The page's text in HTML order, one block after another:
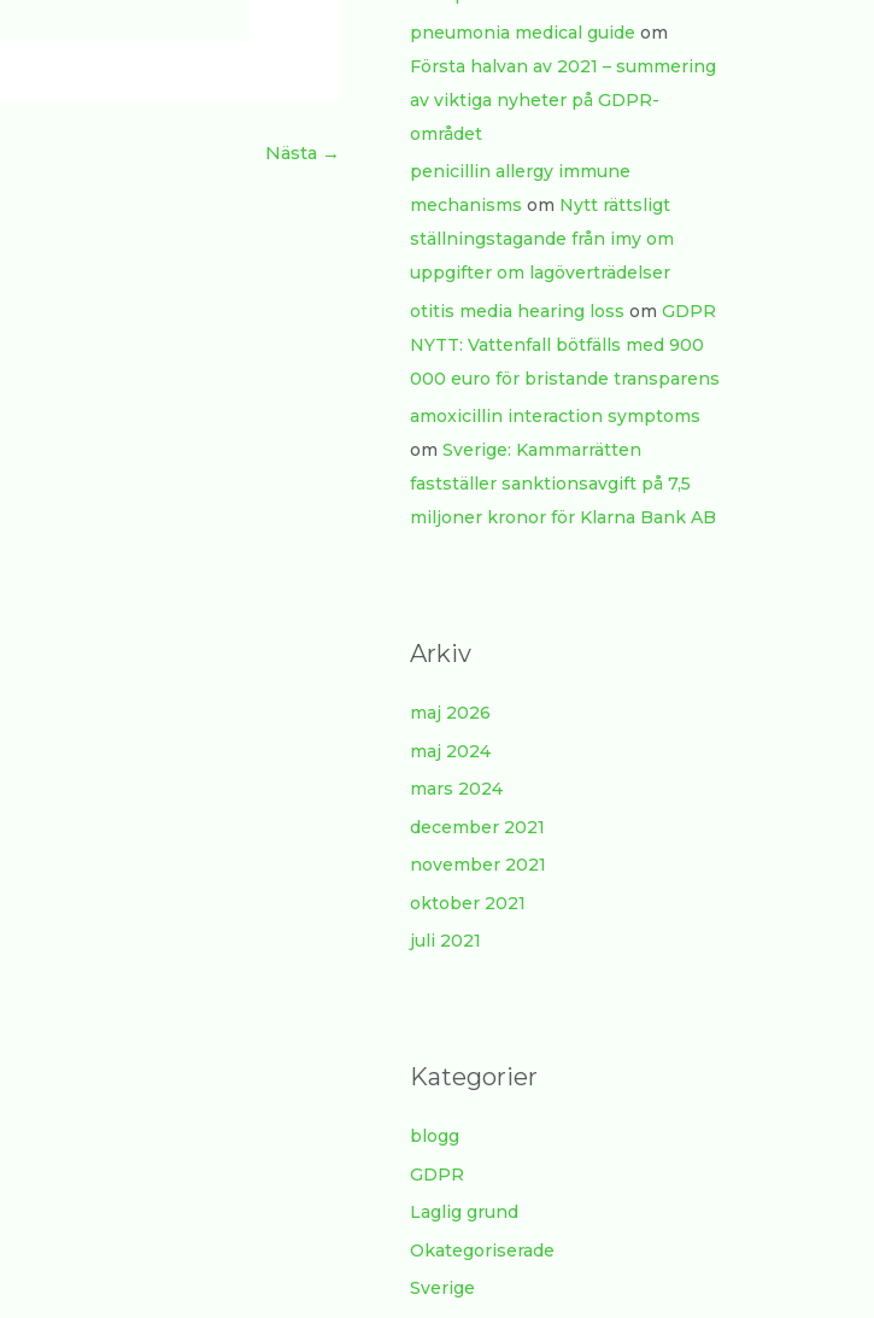
Nästa →
pneumonia medical guide om
Första halvan av 2021 – summering
av viktiga nyheter på GDPR-
området
penicillin allergy immune
mechanisms om Nytt rättsligt
ställningstagande från imy om
uppgifter om lagöverträdelser
otitis media hearing loss om GDPR
NYTT: Vattenfall bötfälls med 900
000 euro för bristande transparens
amoxicillin interaction symptoms
om Sverige: Kammarrätten
fastställer sanktionsavgift på 7,5
miljoner kronor för Klarna Bank AB
Arkiv
maj 2026
maj 2024
mars 2024
december 2021
november 2021
oktober 2021
juli 2021
Kategorier
blogg
GDPR
Laglig grund
Okategoriserade
Sverige